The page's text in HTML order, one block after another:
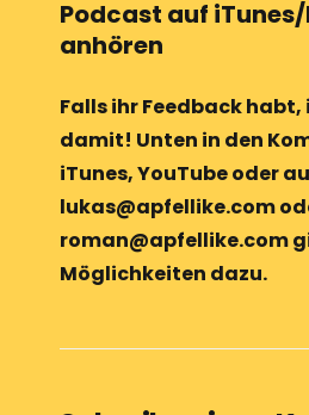
-
P
l
a
y
e
Podcast auf
anhören
Falls ihr Feedback habt,
damit! Unten in den
iTunes, YouTube oder
lukas@apfellike.com
roman@apfellike.com
Möglichkeiten dazu.